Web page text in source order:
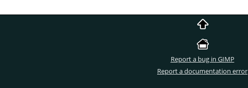
Report a bug in GIMP
Report a documentation error